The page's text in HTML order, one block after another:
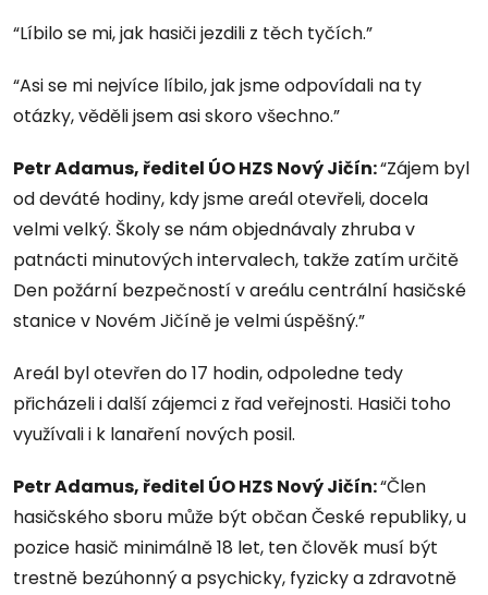
“Líbilo se mi, jak hasiči jezdili z těch tyčích.”
“Asi se mi nejvíce líbilo, jak jsme odpovídali na ty
otázky, věděli jsem asi skoro všechno.”
Petr Adamus, ředitel ÚO HZS Nový Jičín:“Zájem byl
od deváté hodiny, kdy jsme areál otevřeli, docela
velmi velký. Školy se nám objednávaly zhruba v
patnácti minutových intervalech, takže zatím určitě
Den požární bezpečností v areálu centrální hasičské
stanice v Novém Jičíně je velmi úspěšný.”
Areál byl otevřen do 17 hodin, odpoledne tedy
přicházeli i další zájemci z řad veřejnosti. Hasiči toho
využívali i k lanaření nových posil.
Petr Adamus, ředitel ÚO HZS Nový Jičín:“Člen
hasičského sboru může být občan České republiky, u
pozice hasič minimálně 18 let, ten člověk musí být
trestně bezúhonný a psychicky, fyzicky a zdravotně